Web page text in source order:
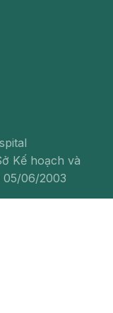
Kế hoạch và
06/2003